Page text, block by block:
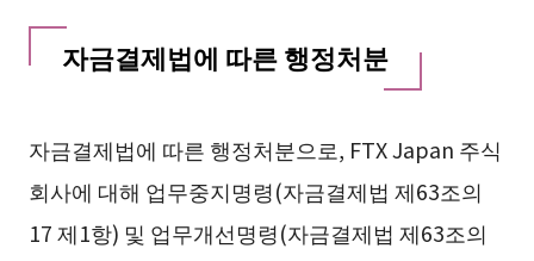
자금결제법에 따른 행정처분
자금결제법에 따른 행정처분으로, FTX Japan 주식
회사에 대해 업무중지명령(자금결제법 제63조의
17 제1항) 및 업무개선명령(자금결제법 제63조의